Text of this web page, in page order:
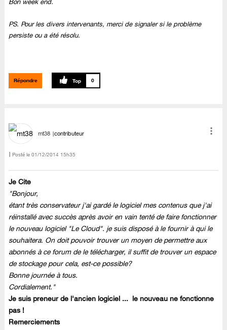
PS. Pour les divers intervenants, merci de signaler si le problème
persiste ou a été résolu.
Répondre 0
mt38 contributeur
Posté le ‎01/12/2014 15h35
Je Cite
"Bonjour,
étant très conservateur j'ai gardé le logiciel mes contenus que j'ai
réinstallé avec succès après avoir en vain tenté de faire fonctionner
le nouveau logiciel "Le Cloud". je suis disposé à le fournir à qui le
souhaitera. On doit pouvoir trouver un moyen de permettre aux
abonnés à ce forum de le télécharger, il suffit de trouver un espace
de stockage pour cela, est-ce possible?
Bonne journée à tous.
Cordialement."
Je suis preneur de l'ancien logiciel ... le nouveau ne fonctionne
pas !
Remerciements